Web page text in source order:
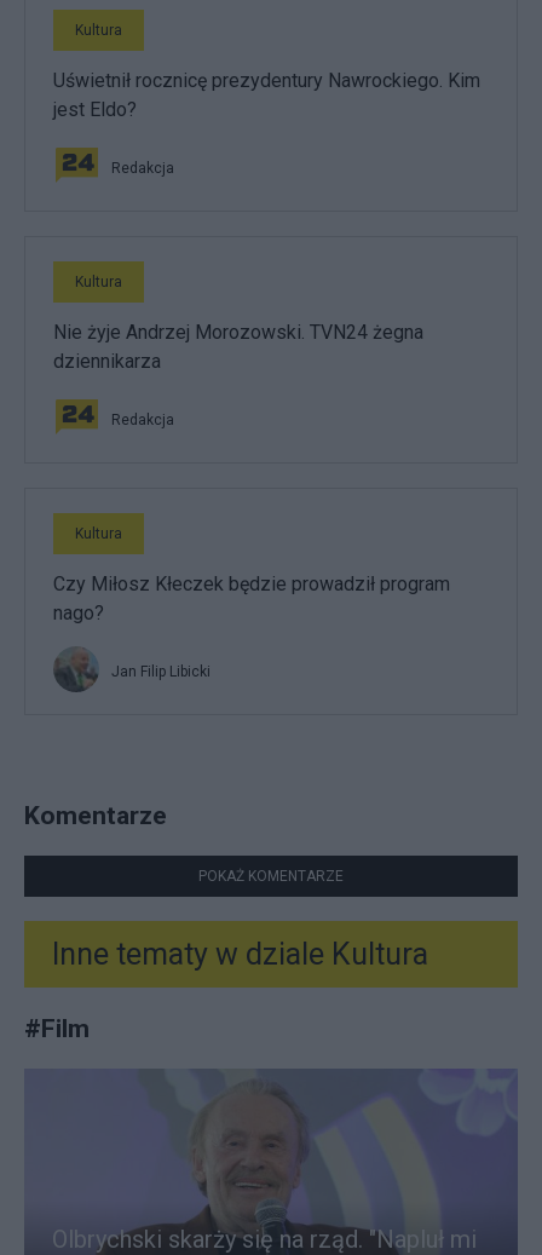
Kultura
Uświetnił rocznicę prezydentury Nawrockiego. Kim
jest Eldo?
Redakcja
Kultura
Nie żyje Andrzej Morozowski. TVN24 żegna
dziennikarza
Redakcja
Kultura
Czy Miłosz Kłeczek będzie prowadził program
nago?
Jan Filip Libicki
Komentarze
POKAŻ KOMENTARZE
Inne tematy w dziale Kultura
#Film
Olbrychski skarży się na rząd. "Napluł mi